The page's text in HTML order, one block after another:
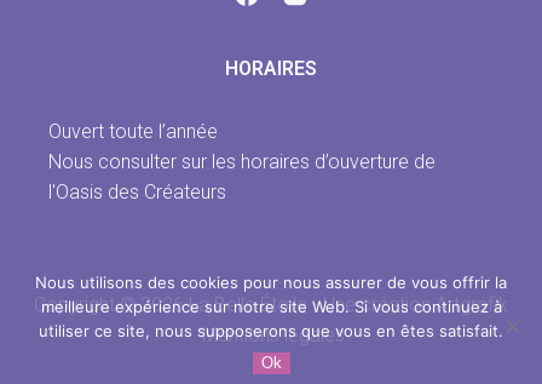
HORAIRES
Ouvert toute l’année
Nous consulter sur les horaires d’ouverture de
l'Oasis des Créateurs
Copyright © 2026 La Belle Étoile - Une création Artgrafik
Mentions légales
Nous utilisons des cookies pour nous assurer de vous offrir la
meilleure expérience sur notre site Web. Si vous continuez à
utiliser ce site, nous supposerons que vous en êtes satisfait.
Ok